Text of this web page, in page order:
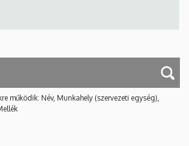
működik: Név, Munkahely (szervezeti egység),